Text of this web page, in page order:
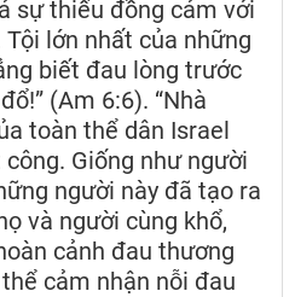
sự thiếu đồng cảm với
lớn nhất của những
biết đau lòng trước
(Am 6:6). “Nhà
toàn thể dân Israel
Giống như người
người này đã tạo ra
và người cùng khổ,
cảnh đau thương
cảm nhận nỗi đau